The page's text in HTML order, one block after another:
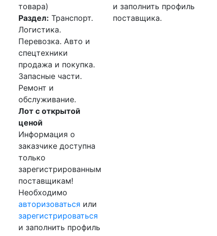
товара)
Раздел: Транспорт.
Логистика.
Перевозка. Авто и
спецтехники
продажа и покупка.
Запасные части.
Ремонт и
обслуживание.
Лот с открытой
ценой
Информация о
заказчике доступна
только
зарегистрированным
поставщикам!
Необходимо
авторизоваться или
зарегистрироваться
и заполнить профиль
и заполнить профиль
поставщика.